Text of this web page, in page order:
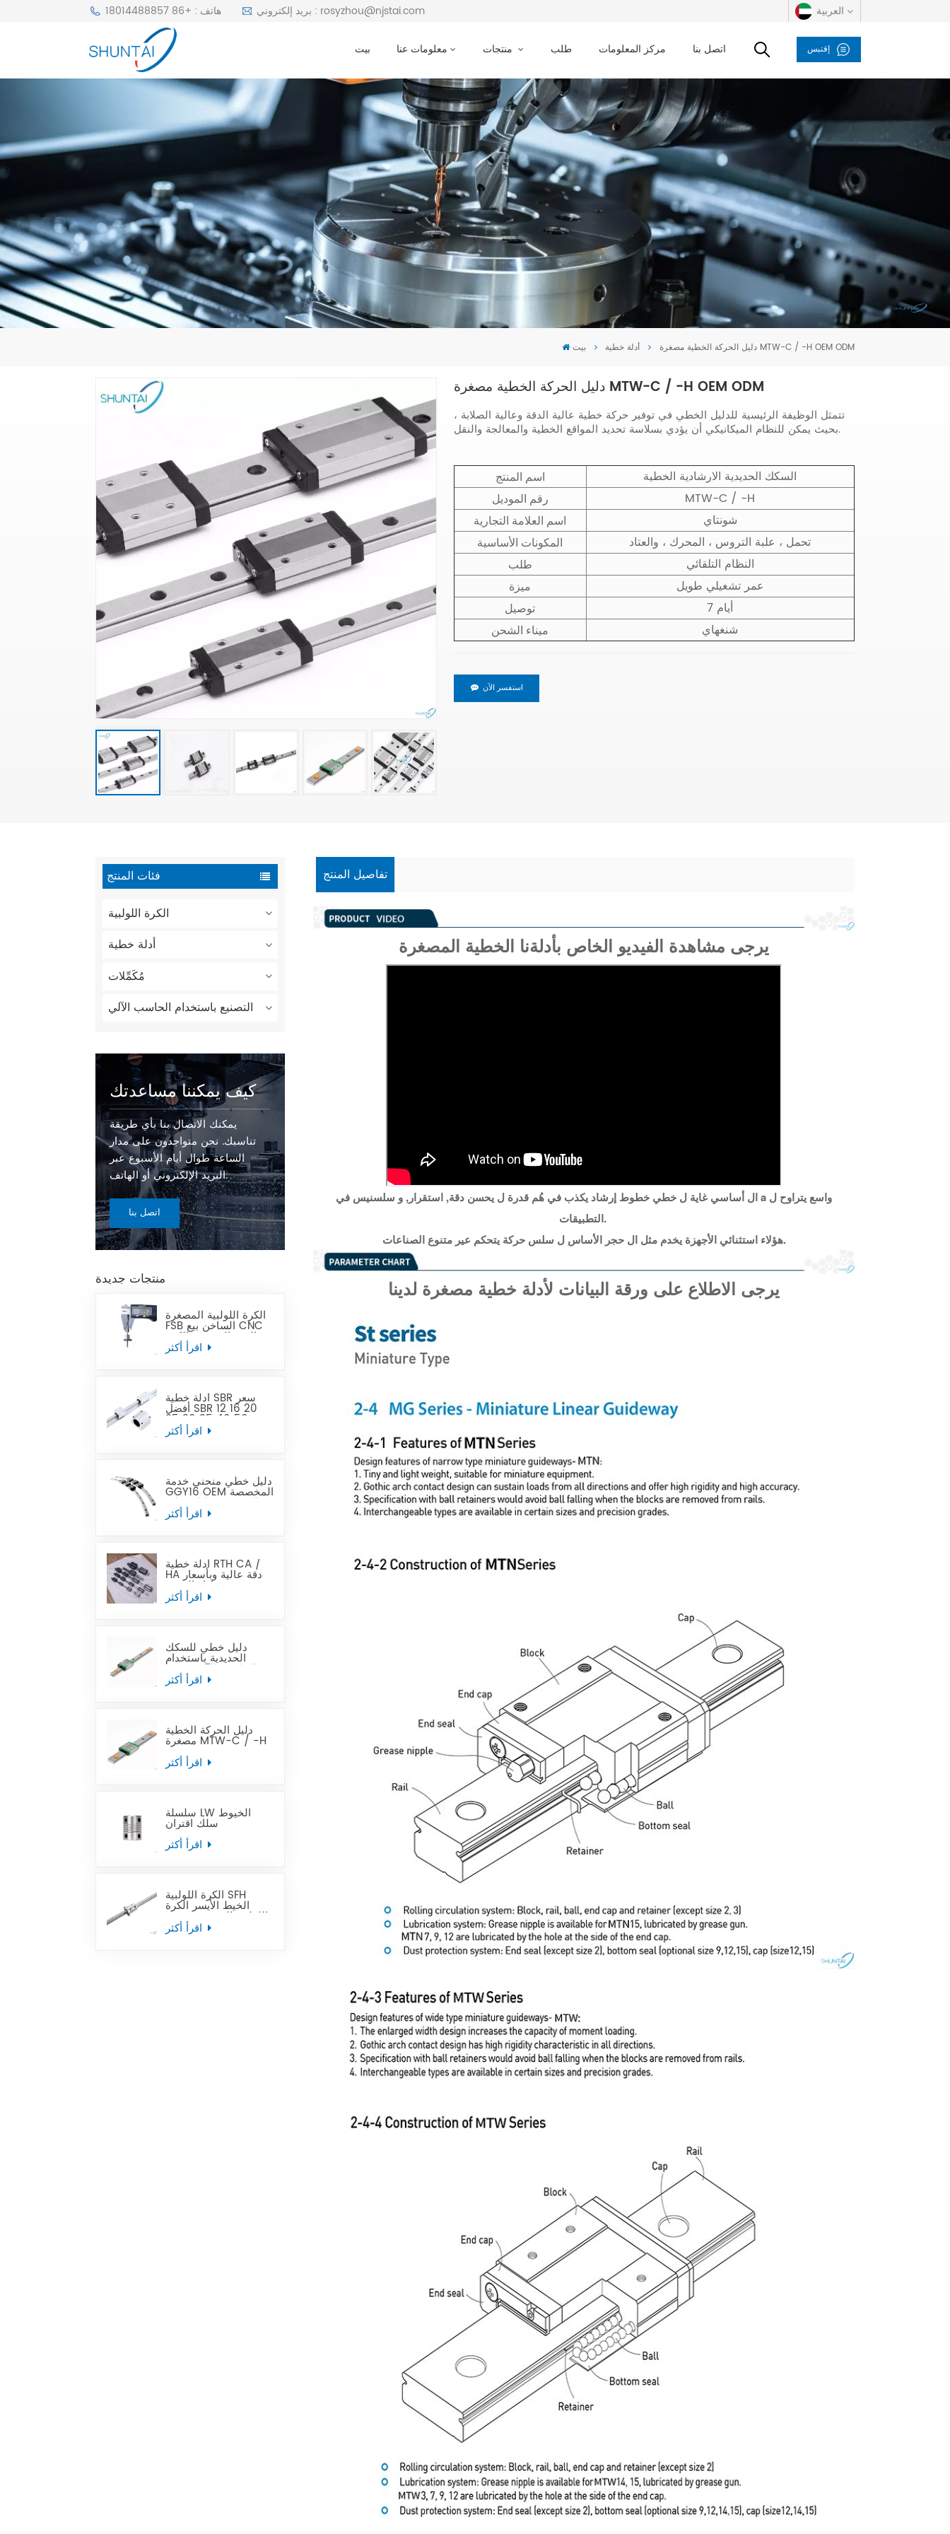
هاتف : +86 18014488857 بريد إلكتروني : rosyzhou@njstai.com العربية
español
العربية
Deutsch
italiano
français
Indonesia
Tiếng Việt
بيت معلومات عنا طلب مركز المعلومات اتصل بنا إقتبس
بيت أدلة خطية دليل الحركة الخطية مصغرة MTW-C / -H OEM ODM
دليل الحركة الخطية مصغرة MTW-C / -H OEM ODM
تتمثل الوظيفة الرئيسية للدليل الخطي في توفير حركة خطية عالية الدقة وعالية الصلابة ،
بحيث يمكن للنظام الميكانيكي أن يؤدي بسلاسة تحديد المواقع الخطية والمعالجة والنقل.
اسم المنتج السكك الحديدية الارشادية الخطية
رقم الموديل MTW-C / -H
اسم العلامة التجارية شونتاي
المكونات الأساسية تحمل ، علبة التروس ، المحرك ، والعتاد
طلب النظام التلقائي
ميزة عمر تشغيلي طويل
توصيل 7 أيام
ميناء الشحن شنغهاي
استفسر الآن
فئات المنتج
الكرة اللولبية
أدلة خطية
مُكَمِّلات
التصنيع باستخدام الحاسب الآلي
كيف يمكننا مساعدتك
يمكنك الاتصال بنا بأي طريقة
تناسبك. نحن متواجدون على مدار
الساعة طوال أيام الأسبوع عبر
البريد الإلكتروني أو الهاتف.
اتصل بنا
منتجات جديدة
الكرة اللولبية المصغرة
FSB الساخن بيع CNC
الدقة المصغرة الكرة
الرصاص المسمار يمكن
أدلة خطية SBR سعر
أفضل SBR 12 16 20
25 30 35 40 50
قضيب توجيه خطي
دليل خطي منحني خدمة
GGY16 OEM المخصصة
المقدمة ، دليل خطي
منحني CNC أدلة خطية
منحنية
أدلة خطية RTH CA /
HA دقة عالية وبأسعار
في متناول الجميع
دليل خطي للسكك
الحديدية باستخدام
الحاسب الآلي مصغر
MTN-C / -H OEM
ODM
دليل الحركة الخطية
مصغرة MTW-C / -H
OEM ODM
سلسلة LW الخيوط
سلك اقتران
الكرة اللولبية SFH
الخيط الأيسر الكرة
اللولبية المستخدمة في
أدوات آلة التصنيع
باستخدام الحاسب الآلي
تفاصيل المنتج
يرجى مشاهدة الفيديو الخاص بأدلةنا الخطية المصغرة
ال أساسي غاية ل خطي خطوط إرشاد يكذب في هُم قدرة ل يحسن دقة, استقرار, و سلسنيس في a واسع يتراوح ل
التطبيقات.
هؤلاء استثنائي الأجهزة يخدم مثل ال حجر الأساس ل سلس حركة يتحكم عير متنوع الصناعات .
يرجى الاطلاع على ورقة البيانات لأدلة خطية مصغرة لدينا